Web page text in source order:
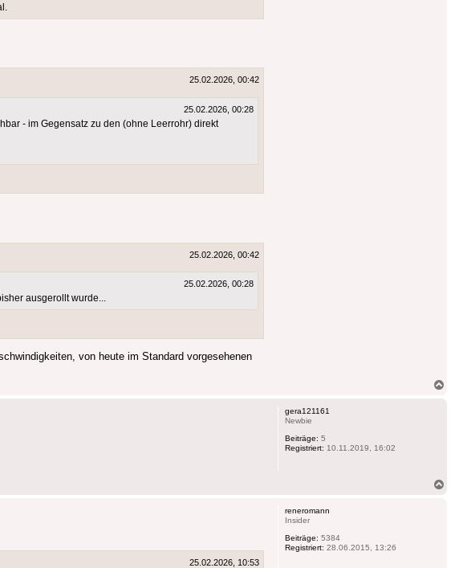
25.02.2026, 00:42
25.02.2026, 00:28
- im Gegensatz zu den (ohne Leerrohr) direkt
25.02.2026, 00:42
25.02.2026, 00:28
ausgerollt wurde...
von heute im Standard vorgesehenen
gera121161
Newbie
Beiträge: 5
Registriert: 10.11.2019, 16:02
reneromann
Insider
Beiträge: 5384
Registriert: 28.06.2015, 13:26
25.02.2026, 10:53